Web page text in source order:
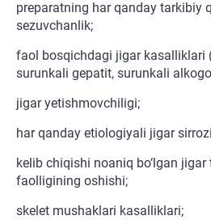
preparatning har qanday tarkibiy
sezuvchanlik;
faol bosqichdagi jigar kasalliklari
surunkali gepatit, surunkali
jigar yetishmovchiligi;
har qanday etiologiyali jigar
kelib chiqishi noaniq bo‘lgan
faolligining oshishi;
skelet mushaklari kasalliklari;